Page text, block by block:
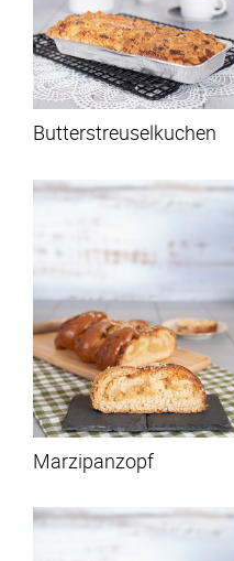
Butterstreuselkuchen
Marzipanzopf